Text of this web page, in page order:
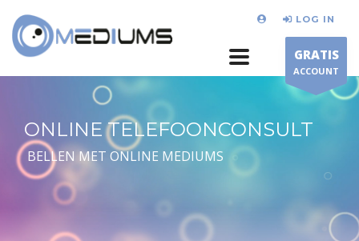
LOG IN
GRATIS
ACCOUNT
ONLINE TELEFOONCONSULT
BELLEN MET ONLINE MEDIUMS